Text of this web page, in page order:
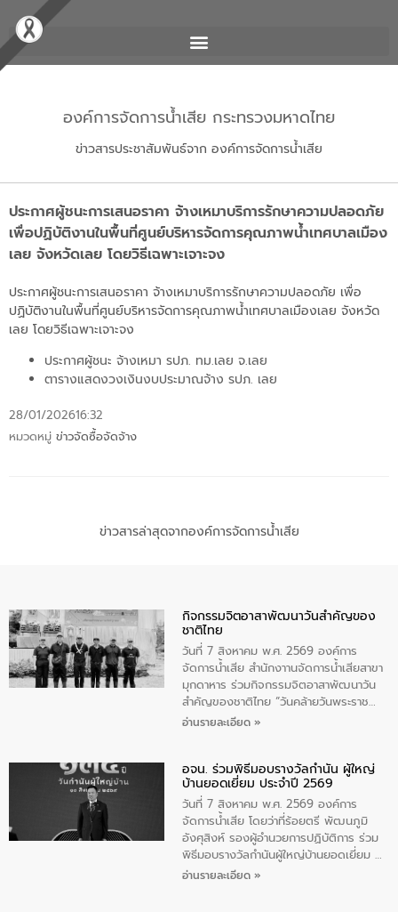
องค์การจัดการน้ำเสีย กระทรวงมหาดไทย
ข่าวสารประชาสัมพันธ์จาก องค์การจัดการน้ำเสีย
ประกาศผู้ชนะการเสนอราคา จ้างเหมาบริการรักษาความปลอดภัย
เพื่อปฏิบัติงานในพื้นที่ศูนย์บริหารจัดการคุณภาพน้ำเทศบาลเมือง
เลย จังหวัดเลย โดยวิธีเฉพาะเจาะจง
ประกาศผู้ชนะการเสนอราคา จ้างเหมาบริการรักษาความปลอดภัย เพื่อ
ปฏิบัติงานในพื้นที่ศูนย์บริหารจัดการคุณภาพน้ำเทศบาลเมืองเลย จังหวัด
เลย โดยวิธีเฉพาะเจาะจง
ประกาศผู้ชนะ จ้างเหมา รปภ. ทม.เลย จ.เลย
ตารางแสดงวงเงินงบประมาณจ้าง รปภ. เลย
28/01/202616:32
หมวดหมู่ ข่าวจัดซื้อจัดจ้าง
ข่าวสารล่าสุดจากองค์การจัดการน้ำเสีย
กิจกรรมจิตอาสาพัฒนาวันสําคัญของ
ชาติไทย
วันที่ 7 สิงหาคม พ.ศ. 2569 องค์การ
จัดการน้ำเสีย สำนักงาานจัดการน้ำเสียสาขา
มุกดาหาร ร่วมกิจกรรมจิตอาสาพัฒนาวัน
สําคัญของชาติไทย “วันคล้ายวันพระราช
สมภพ สมเด็จพระนางเจ้าสิริกิติ์พระบรม
ทิพย์คำ รองผู้ว่าราชการจังหวัดมุกดาหาร
เป็นประธานในพิธี ณ เรือนจําชั่วคราวนาโสก
ตําบลนาโสก อําเภอเมืองมุกดาหาร จังหวัด
มุกดาหาร โดยในกิจกรรมได้ร่วมปลูกป่า และ
ทําความสะอาดภายในบริเวณ จัดกิจกรรม
เพื่อถวายเป็นพระราชกุศล สมเด็จพระนาง
เจ้าสิริกิติ์พระบรมราชินีนาถ พระบรมราช
อ่านรายละเอียด »
อจน. ร่วมพิธีมอบรางวัลกำนัน ผู้ใหญ่
บ้านยอดเยี่ยม ประจำปี 2569
วันที่ 7 สิงหาคม พ.ศ. 2569 องค์การ
จัดการน้ำเสีย โดยว่าที่ร้อยตรี พัฒนภูมิ
อังศุสิงห์ รองผู้อำนวยการปฏิบัติการ ร่วม
พิธีมอบรางวัลกำนันผู้ใหญ่บ้านยอดเยี่ยม ณ
ทำเนียบรัฐบาล โดยมีนายอนุทิน ชาญวีรกูล
อ่านรายละเอียด »